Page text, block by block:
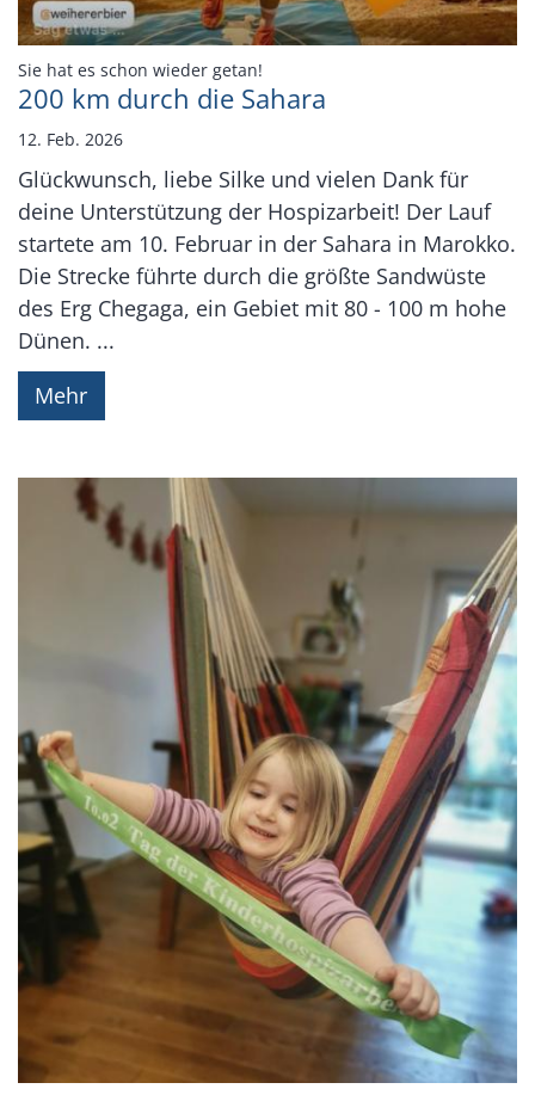
Sie hat es schon wieder getan!
200 km durch die Sahara
12. Feb. 2026
Glückwunsch, liebe Silke und vielen Dank für
deine Unterstützung der Hospizarbeit! Der Lauf
startete am 10. Februar in der Sahara in Marokko.
Die Strecke führte durch die größte Sandwüste
des Erg Chegaga, ein Gebiet mit 80 - 100 m hohe
Dünen. ...
Mehr